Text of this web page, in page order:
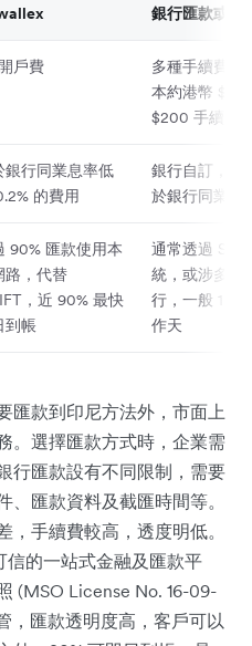
銀行匯款或網
戶費
多種手續費，
本約港幣 $50
$200 手續費
銀行同業息率低
的費用
銀行自訂，一
於銀行同業匯
90% 匯款使用本
路，代替
，近 90% 最快
到帳
通常透過
統，或涉多重
行，一般 1 至
作天
匯款到印尼方法外，市面上
。選擇匯款方式時，企業需
行匯款設有不同限制，需要
匯款資料及截匯時間等。
手續費較高，透度明低。
信的一站式金融及匯款平
(MSO License No. 16-09-
，匯款透明度高，客戶可以